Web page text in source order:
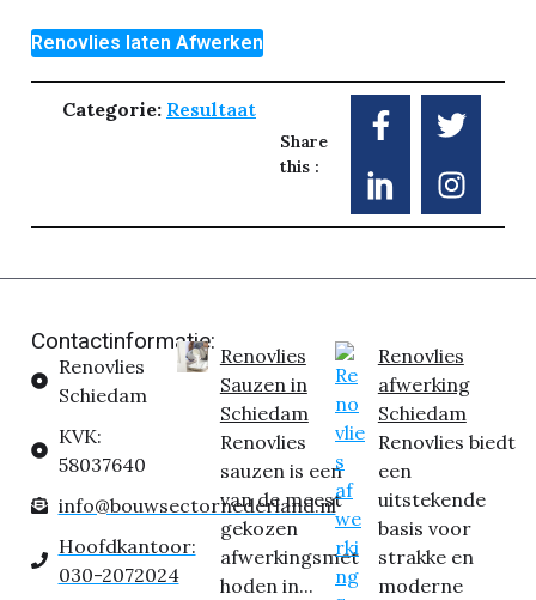
Renovlies laten Afwerken
Categorie: Resultaat
Share
this :
Contactinformatie:
Renovlies
Schiedam
KVK:
58037640
info@bouwsectornederland.nl
Hoofdkantoor:
030-2072024
Renovlies
Sauzen in
Schiedam
Renovlies
sauzen is een
van de meest
gekozen
afwerkingsmet
hoden in...
Renovlies
afwerking
Schiedam
Renovlies biedt
een
uitstekende
basis voor
strakke en
moderne